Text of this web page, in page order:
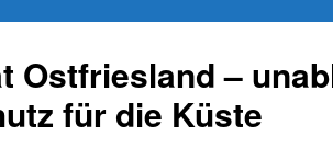
Ostfriesland –
für die Küste